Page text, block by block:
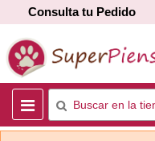
Consulta tu Pedido